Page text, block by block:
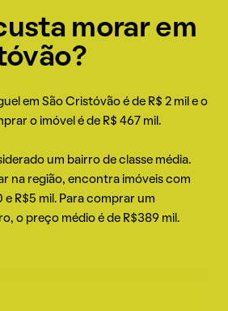
morar em
em São Cristóvão é de R$ 2 mil e o
o imóvel é de R$ 467 mil.
um bairro de classe média.
na região, encontra imóveis com
R$5 mil. Para comprar um
o preço médio é de R$389 mil.